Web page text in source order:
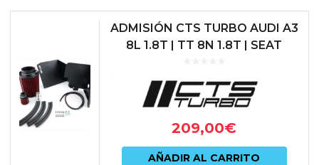
ADMISIÓN CTS TURBO AUDI A3
8L 1.8T | TT 8N 1.8T | SEAT
GOLF IV GTI 1.8T
209,00€
AÑADIR AL CARRITO